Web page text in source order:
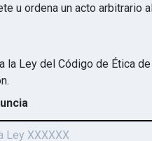
u ordena un acto arbitrario
la Ley del Código de Ética